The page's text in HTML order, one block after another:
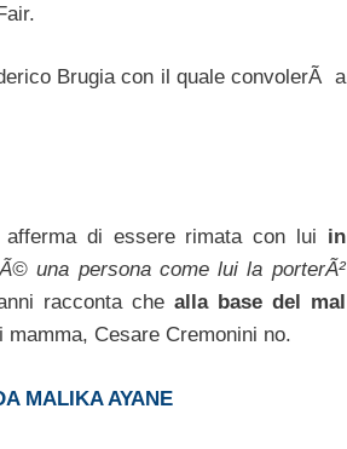
Brugia con il quale convolerÃ a
di essere rimata con lui in
una persona come lui la porterÃ²
racconta che alla base del mal
Cesare Cremonini no.
MALIKA AYANE